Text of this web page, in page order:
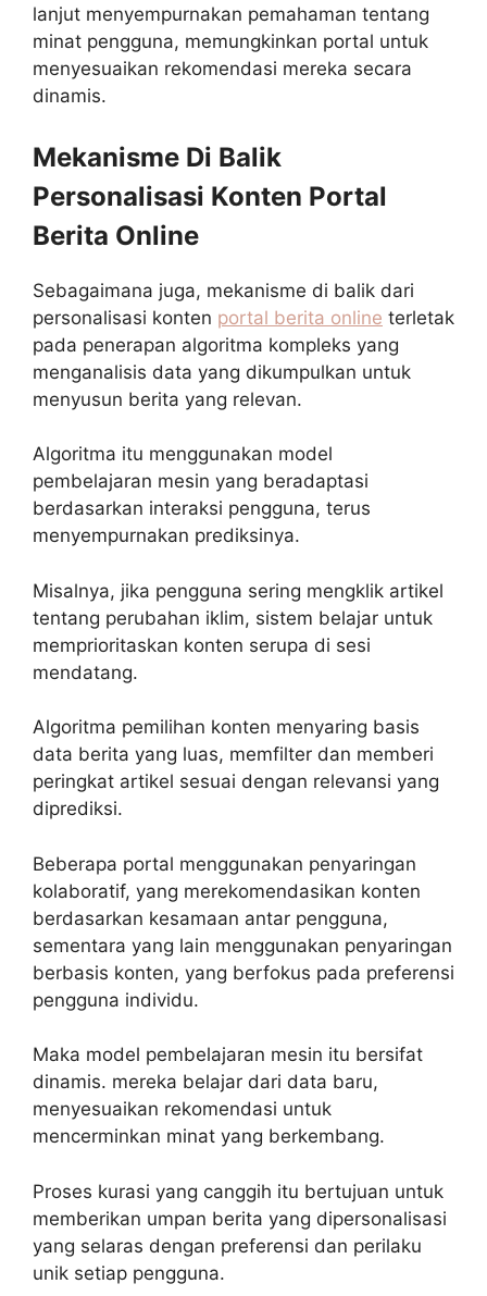
lanjut menyempurnakan pemahaman tentang
minat pengguna, memungkinkan portal untuk
menyesuaikan rekomendasi mereka secara
dinamis.
Mekanisme Di Balik
Personalisasi Konten Portal
Berita Online
Sebagaimana juga, mekanisme di balik dari
personalisasi konten portal berita online terletak
pada penerapan algoritma kompleks yang
menganalisis data yang dikumpulkan untuk
menyusun berita yang relevan.
Algoritma itu menggunakan model
pembelajaran mesin yang beradaptasi
berdasarkan interaksi pengguna, terus
menyempurnakan prediksinya.
Misalnya, jika pengguna sering mengklik artikel
tentang perubahan iklim, sistem belajar untuk
memprioritaskan konten serupa di sesi
mendatang.
Algoritma pemilihan konten menyaring basis
data berita yang luas, memfilter dan memberi
peringkat artikel sesuai dengan relevansi yang
diprediksi.
Beberapa portal menggunakan penyaringan
kolaboratif, yang merekomendasikan konten
berdasarkan kesamaan antar pengguna,
sementara yang lain menggunakan penyaringan
berbasis konten, yang berfokus pada preferensi
pengguna individu.
Maka model pembelajaran mesin itu bersifat
dinamis. mereka belajar dari data baru,
menyesuaikan rekomendasi untuk
mencerminkan minat yang berkembang.
Proses kurasi yang canggih itu bertujuan untuk
memberikan umpan berita yang dipersonalisasi
yang selaras dengan preferensi dan perilaku
unik setiap pengguna.